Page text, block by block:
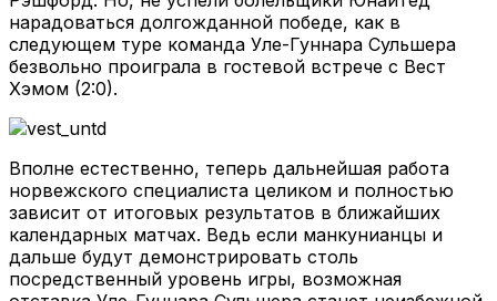
нарадоваться долгожданной победе, как в
следующем туре команда Уле-Гуннара Сульшера
безвольно проиграла в гостевой встрече с Вест
Хэмом (2:0).
Вполне естественно, теперь дальнейшая работа
норвежского специалиста целиком и полностью
зависит от итоговых результатов в ближайших
календарных матчах. Ведь если манкунианцы и
дальше будут демонстрировать столь
посредственный уровень игры, возможная